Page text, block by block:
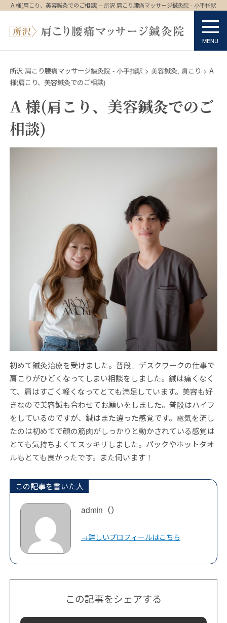
A 様(肩こり、美容鍼灸でのご相談) – 所沢 肩こり腰痛マッサージ鍼灸院 - 小手指駅
所沢 肩こり腰痛マッサージ鍼灸院 - 小手指駅 > 美容鍼灸, 肩こり > A
様(肩こり、美容鍼灸でのご相談)
A 様(肩こり、美容鍼灸でのご
相談)
初めて鍼灸治療を受けました。普段、デスクワークの仕事で
肩こりがひどくなってしまい相談をしました。鍼は痛くなく
て、肩はすごく軽くなってとても満足しています。美容も好
きなので美容鍼も合わせてお願いをしました。普段はハイフ
をしているのですが、鍼はまた違った感覚です。電気を流し
たのは初めてで顔の筋肉がしっかりと動かされている感覚は
とても気持ちよくてスッキリしました。パックやホットタオ
ルもとても良かったです。また伺います！
この記事を書いた人
admin（）
→詳しいプロフィールはこちら
この記事をシェアする